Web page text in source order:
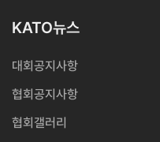
KATO뉴스
대회공지사항
협회공지사항
협회갤러리